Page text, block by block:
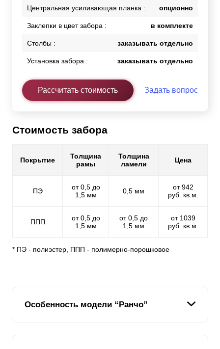
Центральная усиливающая планка : опционно
Заклепки в цвет забора : в комплекте
Столбы : заказывать отдельно
Установка забора : заказывать отдельно
Рассчитать стоимость Задать вопрос
Стоимость забора
Покрытие
Толщина
рамы
Толщина
ламели
Цена
ПЭ
от 0,5 до
1,5 мм
0,5 мм
от 942
руб. кв.м.
ППП
от 0,5 до
1,5 мм
от 0,5 до
1,5 мм
от 1039
руб. кв.м.
* ПЭ - полиэстер, ППП - полимерно-порошковое
Особенность модели “Ранчо”